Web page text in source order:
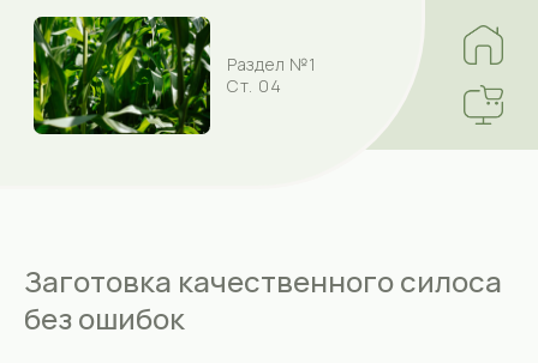
Раздел №1
Ст. 04
Заготовка качественного силоса
без ошибок